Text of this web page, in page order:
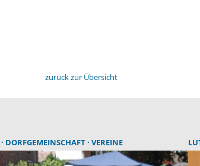
zurück zur Übersicht
DORFGEMEINSCHAFT VEREINE